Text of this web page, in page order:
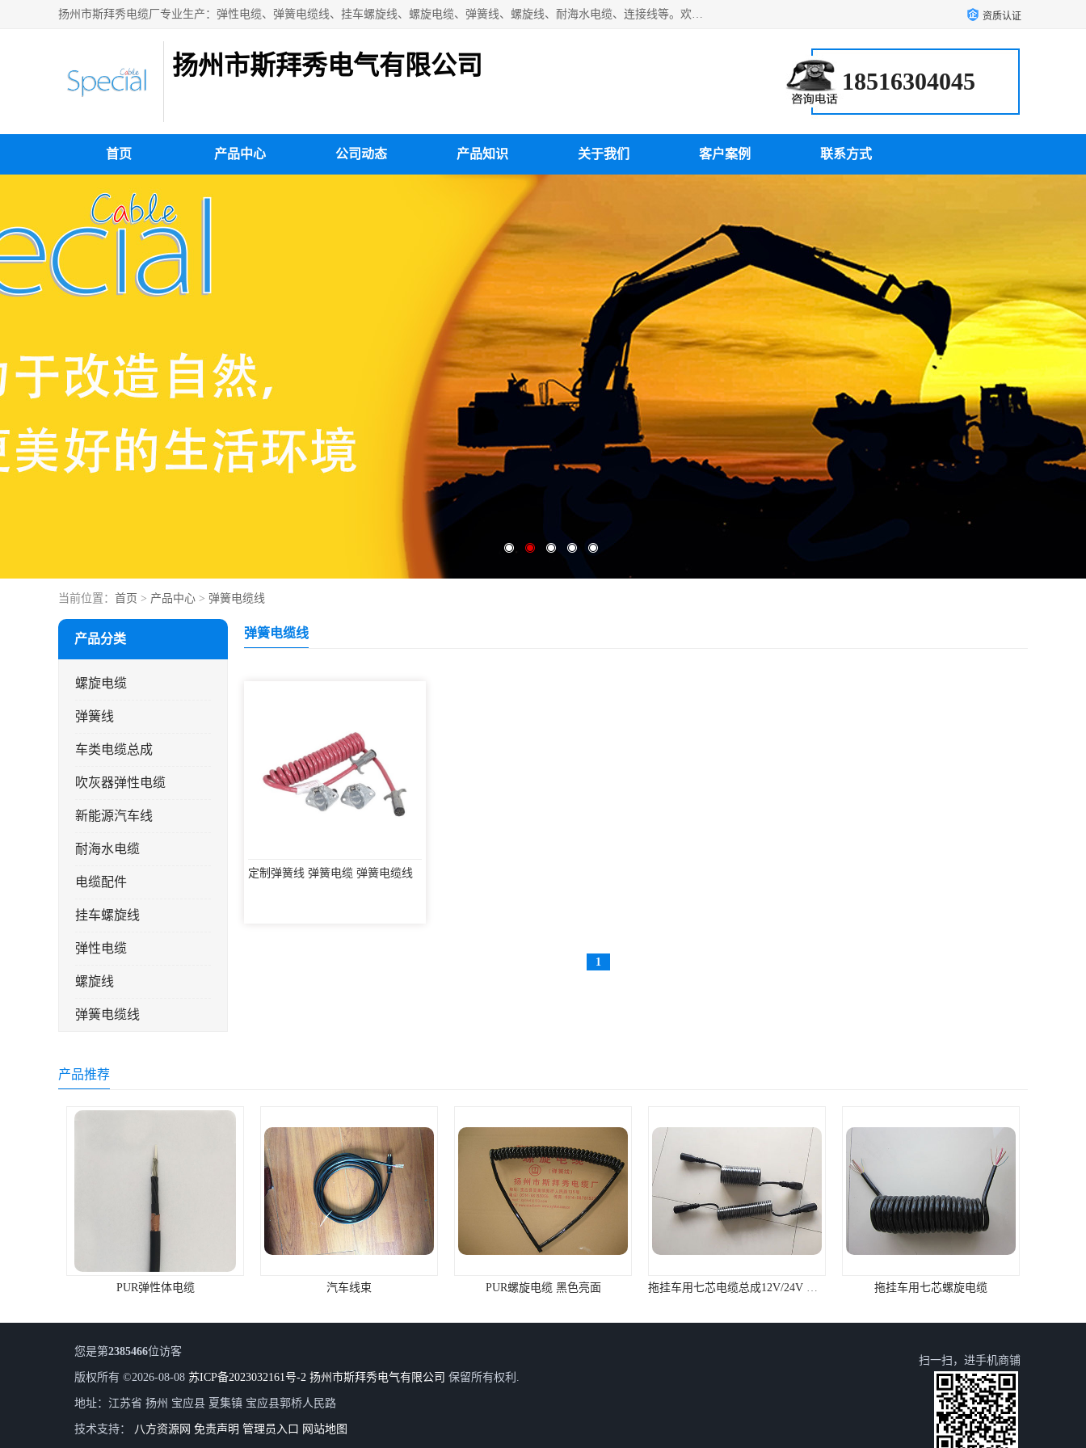
扬州市斯拜秀电缆厂专业生产：弹性电缆、弹簧电缆线、挂车螺旋线、螺旋电缆、弹簧线、螺旋线、耐海水电缆、连接线等。欢迎来电咨询！ 资质认证
扬州市斯拜秀电气有限公司
18516304045
首页 产品中心 公司动态 产品知识 关于我们 客户案例 联系方式
当前位置： 首页 > 产品中心 > 弹簧电缆线
产品分类
螺旋电缆
弹簧线
车类电缆总成
吹灰器弹性电缆
新能源汽车线
耐海水电缆
电缆配件
挂车螺旋线
弹性电缆
螺旋线
弹簧电缆线
弹簧电缆线
定制弹簧线 弹簧电缆 弹簧电缆线
1
产品推荐
PUR弹性体电缆 汽车线束 PUR螺旋电缆 黑色亮面 拖挂车用七芯电缆总成12V/24V 尼龙插头 拖挂车用七芯螺旋电缆
您是第2385466位访客
版权所有 ©2026-08-08 苏ICP备2023032161号-2 扬州市斯拜秀电气有限公司 保留所有权利.
地址：江苏省 扬州 宝应县 夏集镇 宝应县郭桥人民路
技术支持： 八方资源网 免责声明 管理员入口 网站地图
扫一扫，进手机商铺